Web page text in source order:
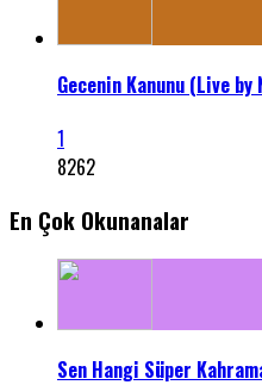
Gecenin Kanunu (Live
1
8262
En Çok Okunanalar
Sen Hangi Süper